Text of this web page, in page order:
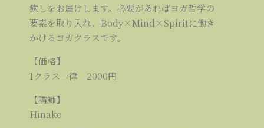
癒しをお届けします。必要があればヨガ哲学の
要素を取り入れ、Body×Mind×Spiritに働き
かけるヨガクラスです。
【価格】
1クラス一律 2000円
【講師】
Hinako